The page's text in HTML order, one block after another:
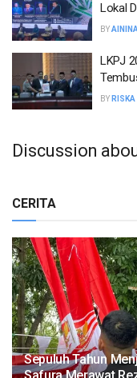
Lokal
BY
LKPJ
BY
Discussion
CERITA
Sepuluh Tahun